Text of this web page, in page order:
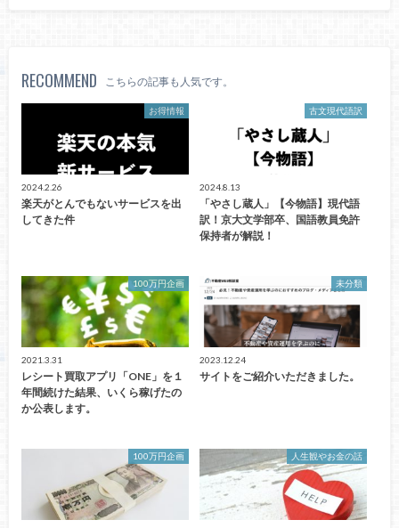
RECOMMEND こちらの記事も人気です。
お得情報
2024.2.26
楽天がとんでもないサービスを出
してきた件
古文現代語訳
2024.8.13
「やさし蔵人」【今物語】現代語
訳！京大文学部卒、国語教員免許
保持者が解説！
100万円企画
2021.3.31
レシート買取アプリ「ONE」を１
年間続けた結果、いくら稼げたの
か公表します。
未分類
2023.12.24
サイトをご紹介いただきました。
100万円企画 人生観やお金の話